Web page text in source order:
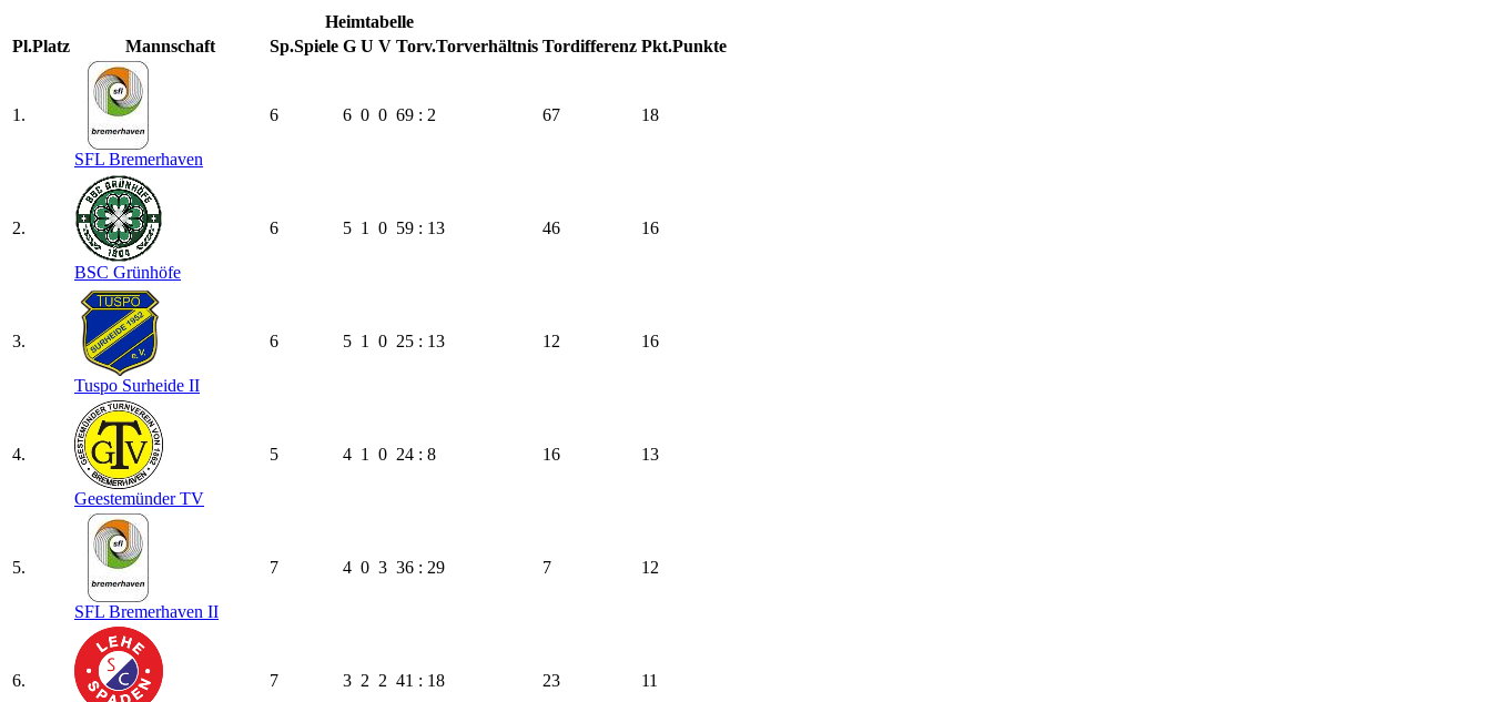
Heimtabelle
Pl.Platz Mannschaft Sp.Spiele G U V Torv.Torverhältnis Tordifferenz Pkt.Punkte
1.
SFL Bremerhaven
6 6 0 0 69 : 2 67 18
2.
BSC Grünhöfe
6 5 1 0 59 : 13 46 16
3.
Tuspo Surheide II
6 5 1 0 25 : 13 12 16
4.
Geestemünder TV
5 4 1 0 24 : 8 16 13
5.
SFL Bremerhaven II
7 4 0 3 36 : 29 7 12
6. 7 3 2 2 41 : 18 23 11